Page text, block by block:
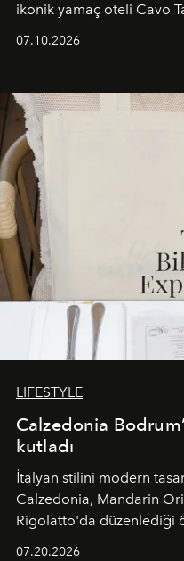
ikonik yamaç oteli Cavo
buluşturarak markanın
sürükleyici ve mevsime
07.10.2026
LIFESTYLE
Calzedonia
kutladı
İtalyan stilini modern
Calzedonia, Mandarin
Rigolatto'da düzenlediği
07.20.2026